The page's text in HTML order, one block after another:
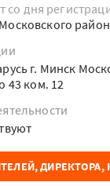
со дня
г. Минск
43 ком. 12
ДИРЕКТОРА,